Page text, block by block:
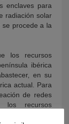
enclaves para
radiación solar
se procede a la
los recursos
ibérica
en su
actual. Para
de redes
los recursos